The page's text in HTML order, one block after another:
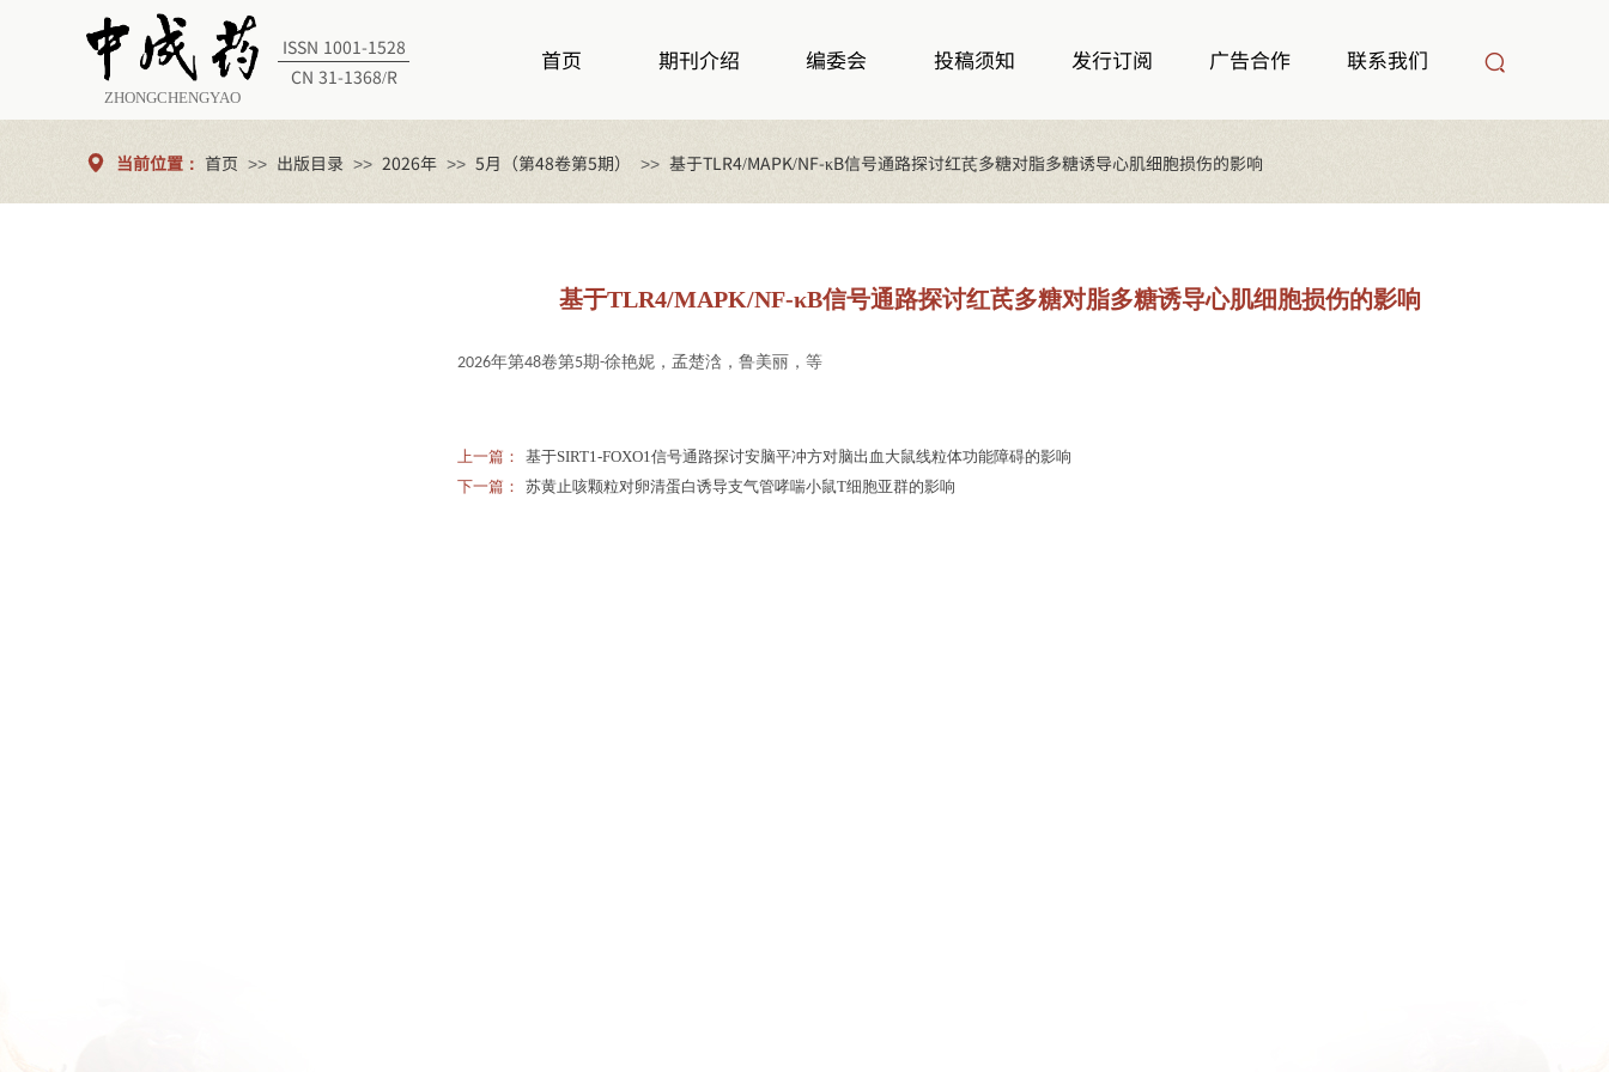
首页 期刊介绍 编委会 投稿须知 发行订阅 广告合作 联系我们
CN 31-1368/R
ISSN 1001-1528
ZHONGCHENGYAO
首页 >> 出版目录 >> 2026年 >> 5月（第48卷第5期） >> 基于TLR4/MAPK/NF-κB信号通路探讨红芪多糖对脂多糖诱导心肌细胞损伤的影响
当前位置：
基于TLR4/MAPK/NF-κB信号通路探讨红芪多糖对脂多糖诱导心肌细胞损伤的影响
2026年第48卷第5期-徐艳妮，孟楚浛，鲁美丽，等
上一篇：
基于SIRT1-FOXO1信号通路探讨安脑平冲方对脑出血大鼠线粒体功能障碍的影响
下一篇：
苏黄止咳颗粒对卵清蛋白诱导支气管哮喘小鼠T细胞亚群的影响